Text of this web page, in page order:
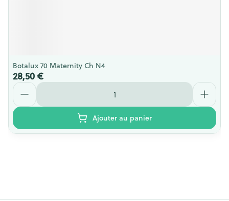
Botalux 70 Maternity Ch N4
28,50 €
Quantité
Ajouter au panier